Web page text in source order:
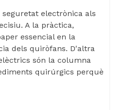
electrònica als
A la pràctica,
essencial en la
dels quiròfans. D'altra
són la columna
quirúrgics perquè